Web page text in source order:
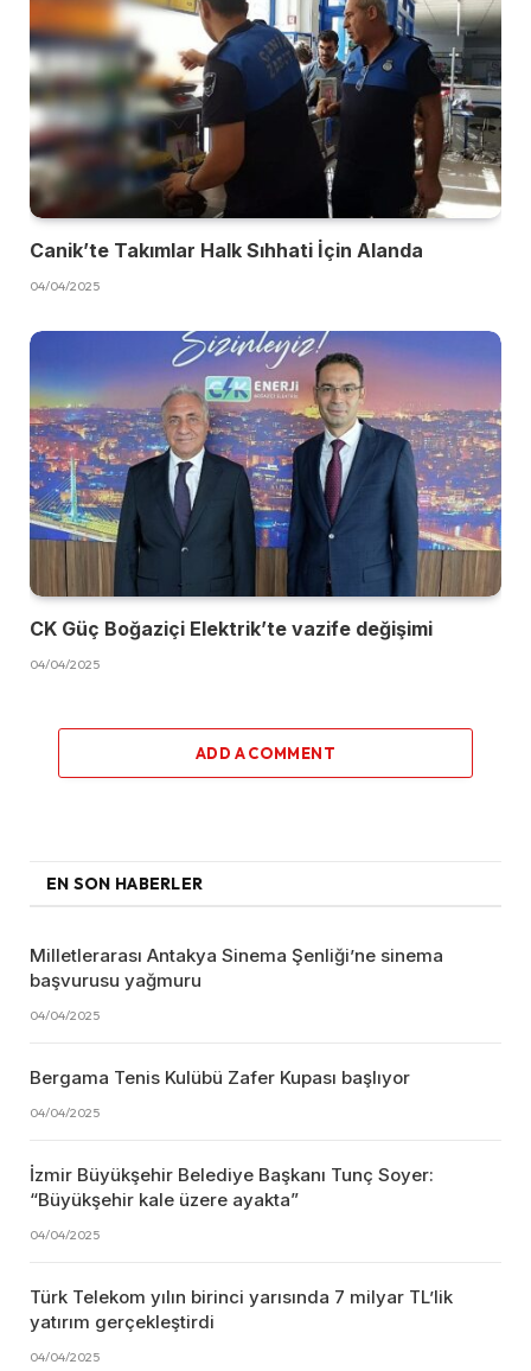
Canik’te Takımlar Halk Sıhhati İçin Alanda
04/04/2025
CK Güç Boğaziçi Elektrik’te vazife değişimi
04/04/2025
ADD A COMMENT
EN SON HABERLER
Milletlerarası Antakya Sinema Şenliği’ne sinema
başvurusu yağmuru
04/04/2025
Bergama Tenis Kulübü Zafer Kupası başlıyor
04/04/2025
İzmir Büyükşehir Belediye Başkanı Tunç Soyer:
“Büyükşehir kale üzere ayakta”
04/04/2025
Türk Telekom yılın birinci yarısında 7 milyar TL’lik
yatırım gerçekleştirdi
04/04/2025